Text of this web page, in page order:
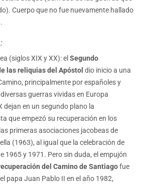
Cuerpo que no fue nuevamente hallado
(siglos XIX y XX): el Segundo
las reliquias del Apóstol dio inicio a una
principalmente por españoles y
guerras vividas en Europa
dejan en un segundo plano la
que empezó su recuperación en los
primeras asociaciones jacobeas de
(1963), al igual que la celebración de
1965 y 1971. Pero sin duda, el empujón
del Camino de Santiagofue
papa Juan Pablo II en el año 1982,